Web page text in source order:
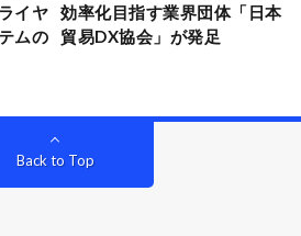
イヤ
ムの
効率化目指す業界団体「日本
貿易DX協会」が発足
Back to Top